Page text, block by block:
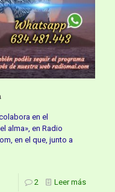
en el
alma», en Radio
en el que, junto a
2 Leer más